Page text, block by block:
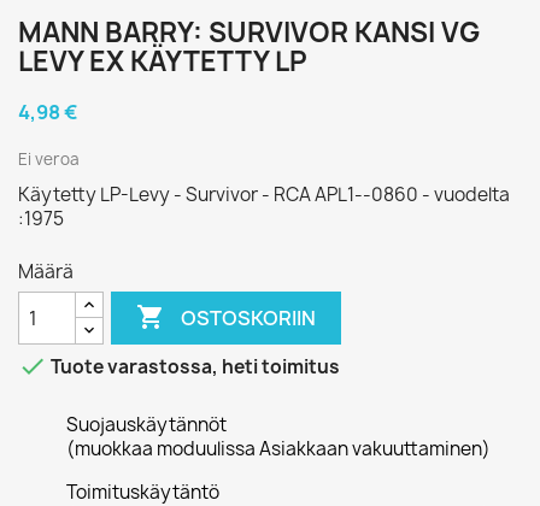
MANN BARRY: SURVIVOR KANSI VG
LEVY EX KÄYTETTY LP
4,98 €
Ei veroa
Käytetty LP-Levy - Survivor - RCA APL1--0860 - vuodelta
:1975
Määrä
 OSTOSKORIIN
 Tuote varastossa, heti toimitus
Suojauskäytännöt
(muokkaa moduulissa Asiakkaan vakuuttaminen)
Toimituskäytäntö